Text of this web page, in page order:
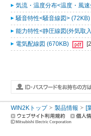
気流・温度分布<温度・風
騒音特性<騒音線図> (72KB)
能力特性<静圧線図(外気取
電気配線図 (670KB)
WIN2Kトップ 製品情報 [